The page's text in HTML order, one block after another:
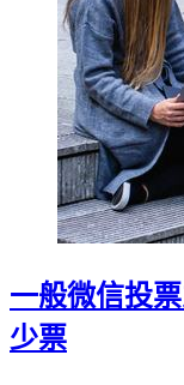
一般微信投
少票